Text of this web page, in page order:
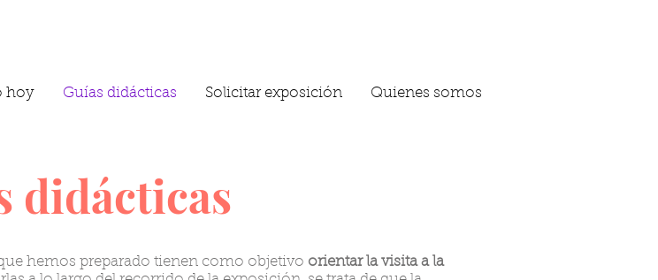
hoy Guías didácticas Solicitar exposición Quienes somos
didácticas
hemos preparado tienen como objetivo orientar la visita a la